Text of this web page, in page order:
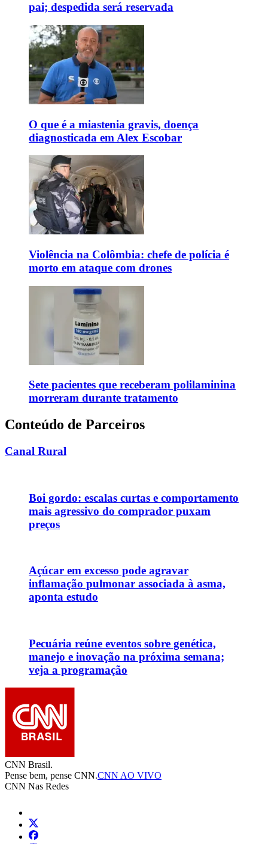
pai; despedida será reservada
O que é a miastenia gravis, doença
diagnosticada em Alex Escobar
Violência na Colômbia: chefe de polícia é
morto em ataque com drones
Sete pacientes que receberam polilaminina
morreram durante tratamento
Conteúdo de Parceiros
Canal Rural
Boi gordo: escalas curtas e comportamento
mais agressivo do comprador puxam
preços
Açúcar em excesso pode agravar
inflamação pulmonar associada à asma,
aponta estudo
Pecuária reúne eventos sobre genética,
manejo e inovação na próxima semana;
veja a programação
CNN Brasil.
Pense bem, pense CNN.CNN AO VIVO
CNN Nas Redes